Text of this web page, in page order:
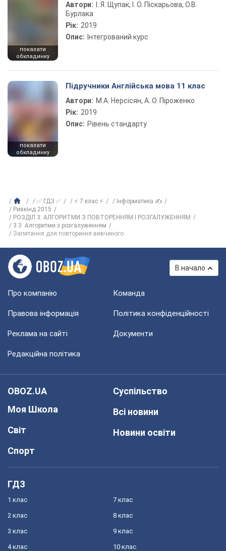
показати
обкладинку
Автори:
І. Я. Щупак, І. О. Піскарьова, О.В.
Бурлака
Рік: 2019
Опис: Інтегрований курс
показати
обкладинку
Підручники Англійська мова 11 клас
Автори: М.А. Нерсісян, А. О. Піроженко
Рік: 2019
Опис: Рівень стандарту
✅ ГДЗ ✅ ⚡ 7 клас ⚡
Інформатика ✍
Ривкінд 2015
РОЗДІЛ 3. АЛГОРИТМИ З ПОВТОРЕННЯМ І РОЗГАЛУЖЕННЯМ
3.3. Алгоритми з розгалуженням
Запитання для повторення вивченого
В начало
Про компанію Команда
Правова інформація Політика конфіденційності
Реклама на сайті Документи
Редакційна політика
OBOZ.UA
Моя Школа
Світ
Спорт
Суспільство
Всі новини
Новини освіти
ГДЗ
1 клас
2 клас
3 клас
4 клас
7 клас
8 клас
9 клас
10 клас